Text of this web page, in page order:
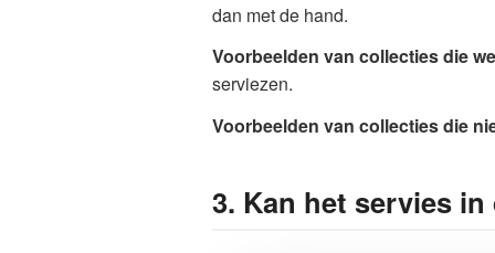
dan met de hand.
Voorbeelden van collecties die
serviezen.
Voorbeelden van collecties die
3. Kan het servies